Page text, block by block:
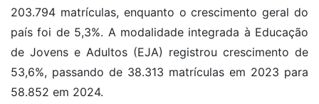
203.794 matrículas, enquanto o crescimento geral do
país foi de 5,3%. A modalidade integrada à Educação
de Jovens e Adultos (EJA) registrou crescimento de
53,6%, passando de 38.313 matrículas em 2023 para
58.852 em 2024.